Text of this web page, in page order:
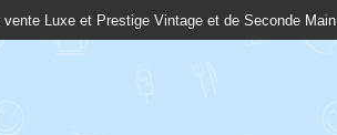
Luxe et Prestige Vintage et de Seconde Main